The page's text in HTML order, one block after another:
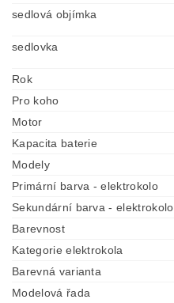
sedlová objímka
sedlovka
Rok
Pro koho
Motor
Kapacita baterie
Modely
Primární barva - elektrokolo
Sekundární barva - elektrokolo
Barevnost
Kategorie elektrokola
Barevná varianta
Modelová řada